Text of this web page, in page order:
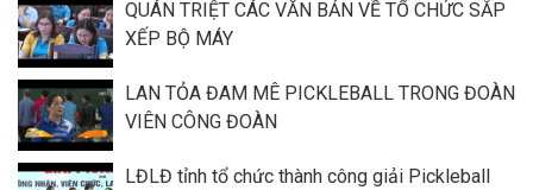
QUÁN TRIỆT CÁC VĂN BẢN VỀ TỔ CHỨC SẮP
XẾP BỘ MÁY
LAN TỎA ĐAM MÊ PICKLEBALL TRONG ĐOÀN
VIÊN CÔNG ĐOÀN
LĐLĐ tỉnh tổ chức thành công giải Pickleball